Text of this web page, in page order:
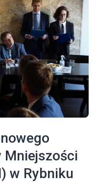
Mniejszości
w Rybniku